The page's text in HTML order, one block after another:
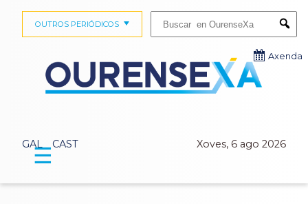
GAL CAST Xoves, 6 ago 2026
OUTROS PERIÓDICOS
Axenda
☰